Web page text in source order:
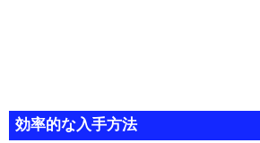
効率的な入手方法